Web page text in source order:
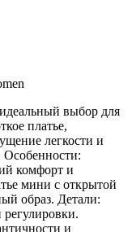
выбор для
платье,
легкости и
Особенности:
комфорт и
мини с открытой
образ. Детали:
регулировки.
и